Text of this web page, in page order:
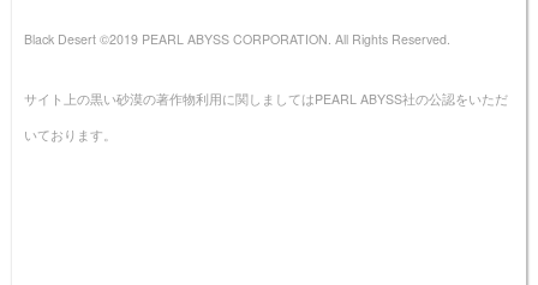
Black Desert ©2019 PEARL ABYSS CORPORATION. All Rights Reserved.
サイト上の黒い砂漠の著作物利用に関しましてはPEARL ABYSS社の公認をいただ
いております。